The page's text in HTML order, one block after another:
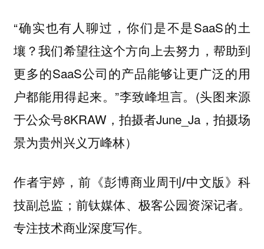
“确实也有人聊过，你们是不是SaaS的土
壤？我们希望往这个方向上去努力，帮助到
更多的SaaS公司的产品能够让更广泛的用
户都能用得起来。”李致峰坦言。(头图来源
于公众号8KRAW，拍摄者June_Ja，拍摄场
景为贵州兴义万峰林）
作者宇婷，前《彭博商业周刊/中文版》科
技副总监；前钛媒体、极客公园资深记者。
专注技术商业深度写作。